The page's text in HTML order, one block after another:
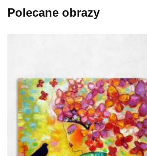
Polecane obrazy